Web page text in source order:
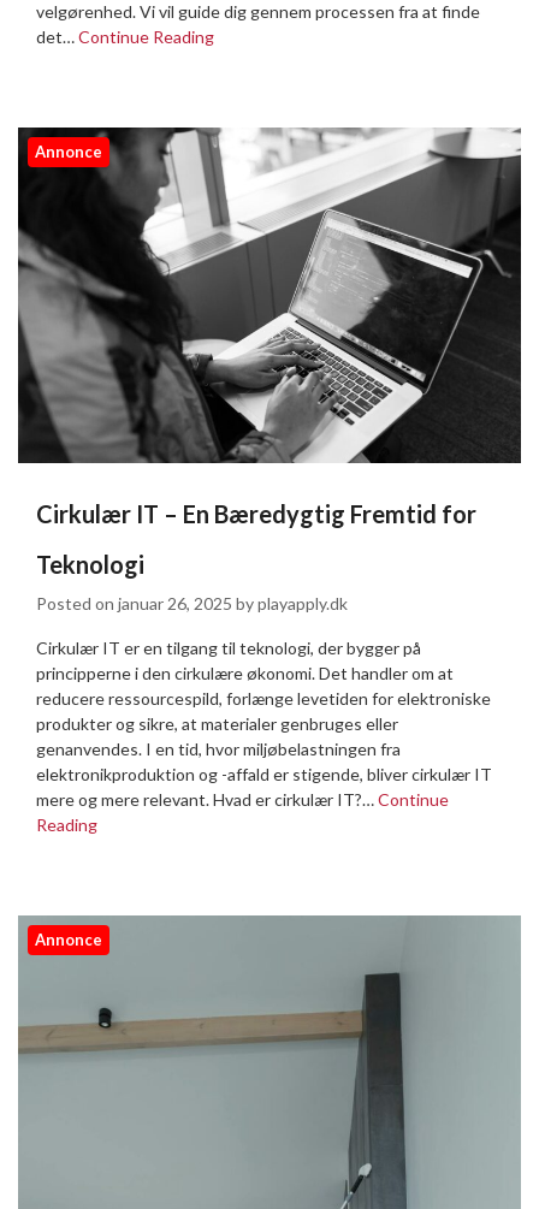
velgørenhed. Vi vil guide dig gennem processen fra at finde
det…Continue Reading
Annonce
Cirkulær IT – En Bæredygtig Fremtid for
Teknologi
Posted on januar 26, 2025 byplayapply.dk
Cirkulær IT er en tilgang til teknologi, der bygger på
principperne i den cirkulære økonomi. Det handler om at
reducere ressourcespild, forlænge levetiden for elektroniske
produkter og sikre, at materialer genbruges eller
genanvendes. I en tid, hvor miljøbelastningen fra
elektronikproduktion og -affald er stigende, bliver cirkulær IT
mere og mere relevant. Hvad er cirkulær IT?…Continue
Reading
Annonce